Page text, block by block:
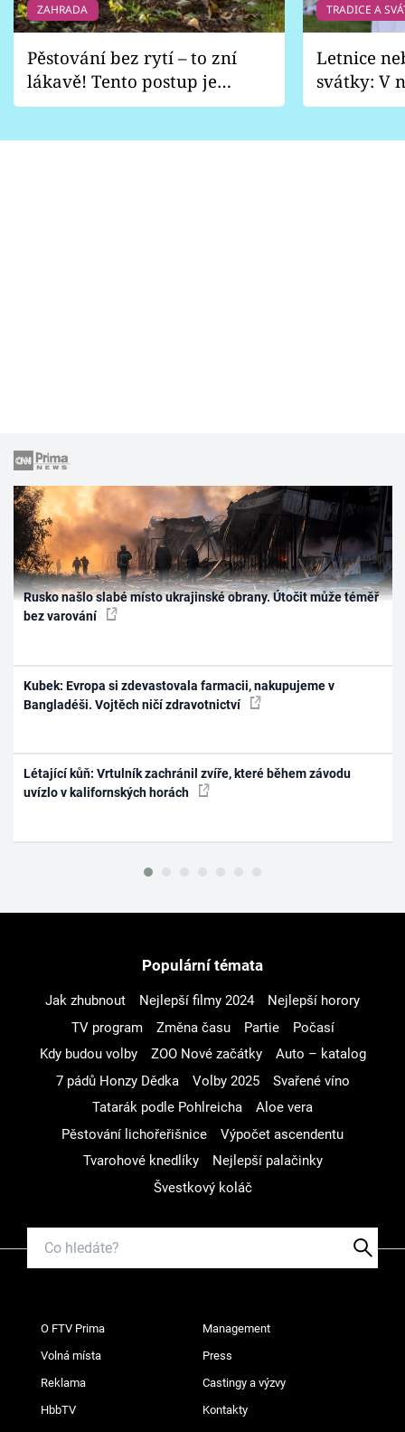
ZAHRADA
Pěstování bez rytí – to zní
lákavě! Tento postup je
vhodný jen pro některé
TRADICE A
Letnice
svátky: V
pondělí
Rusko našlo slabé místo ukrajinské obrany. Útočit může téměř
bez varování
Kubek: Evropa si zdevastovala farmacii, nakupujeme v
Bangladéši. Vojtěch ničí zdravotnictví
Létající kůň: Vrtulník zachránil zvíře, které během závodu
uvízlo v kalifornských horách
Populární témata
Jak zhubnout Nejlepší filmy 2024
Nejlepší horory
TV program
Změna času Partie
Počasí
Kdy budou volby
ZOO Nové začátky
Auto – katalog
7 pádů Honzy Dědka
Volby 2025
Svařené víno
Tatarák podle Pohlreicha
Aloe vera
Pěstování lichořeřišnice
Výpočet ascendentu
Tvarohové knedlíky
Nejlepší palačinky
Švestkový koláč
O FTV Prima Management
Volná místa Press
Reklama Castingy a výzvy
HbbTV Kontakty